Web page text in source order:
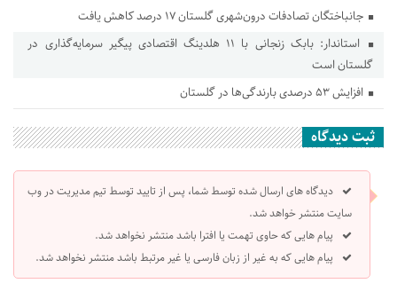
جانباختگان تصادفات درون‌شهری گلستان ۱۷ درصد کاهش یافت
استاندار: بابک زنجانی با ۱۱ هلدینگ اقتصادی پیگیر سرمایه‌گذاری در
گلستان است
افزایش ۵۳ درصدی بارندگی‌ها در گلستان
ثبت دیدگاه
دیدگاه های ارسال شده توسط شما، پس از تایید توسط تیم مدیریت در وب
سایت منتشر خواهد شد.
پیام هایی که حاوی تهمت یا افترا باشد منتشر نخواهد شد.
پیام هایی که به غیر از زبان فارسی یا غیر مرتبط باشد منتشر نخواهد شد.